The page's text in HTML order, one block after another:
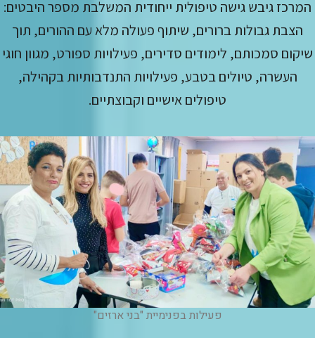
המרכז גיבש גישה טיפולית ייחודית המשלבת מספר היבטים:
הצבת גבולות ברורים, שיתוף פעולה מלא עם ההורים, תוך
שיקום סמכותם, לימודים סדירים, פעילויות ספורט, מגוון חוגי
העשרה, טיולים בטבע, פעילויות התנדבותיות בקהילה,
טיפולים אישיים וקבוצתיים.
פעילות בפנימיית "בני ארזים"